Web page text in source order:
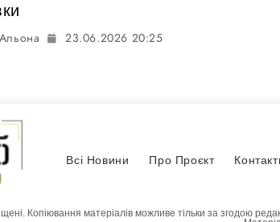
23.06.2026 20:25
Всі Новини Про Проєкт
Копіювання матеріалів можливе тільки за згодою